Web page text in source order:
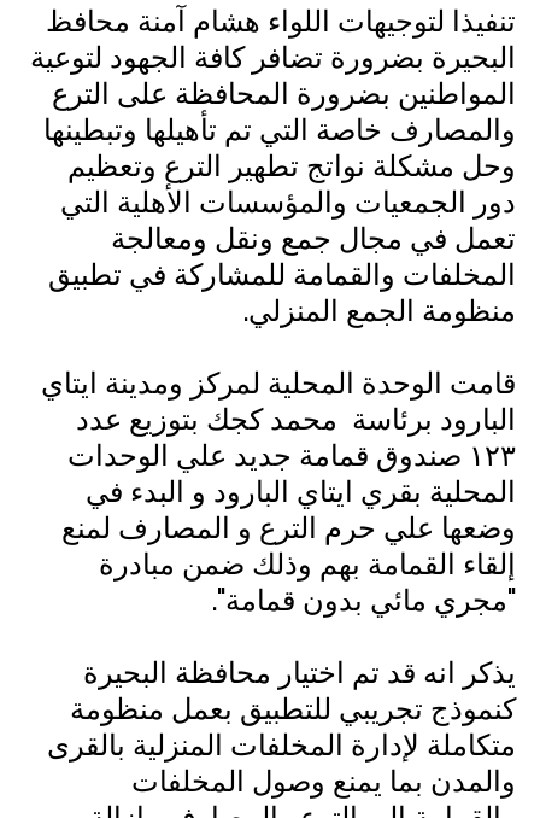
تنفيذا لتوجيهات اللواء هشام آمنة محافظ
البحيرة بضرورة تضافر كافة الجهود لتوعية
المواطنين بضرورة المحافظة على الترع
والمصارف خاصة التي تم تأهيلها وتبطينها
وحل مشكلة نواتج تطهير الترع وتعظيم
دور الجمعيات والمؤسسات الأهلية التي
تعمل في مجال جمع ونقل ومعالجة
المخلفات والقمامة للمشاركة في تطبيق
منظومة الجمع المنزلي.
قامت الوحدة المحلية لمركز ومدينة ايتاي
البارود برئاسة محمد كجك بتوزيع عدد
١٢٣ صندوق قمامة جديد علي الوحدات
المحلية بقري ايتاي البارود و البدء في
وضعها علي حرم الترع و المصارف لمنع
إلقاء القمامة بهم وذلك ضمن مبادرة
"مجري مائي بدون قمامة".
يذكر انه قد تم اختيار محافظة البحيرة
كنموذج تجريبي للتطبيق بعمل منظومة
متكاملة لإدارة المخلفات المنزلية بالقرى
والمدن بما يمنع وصول المخلفات